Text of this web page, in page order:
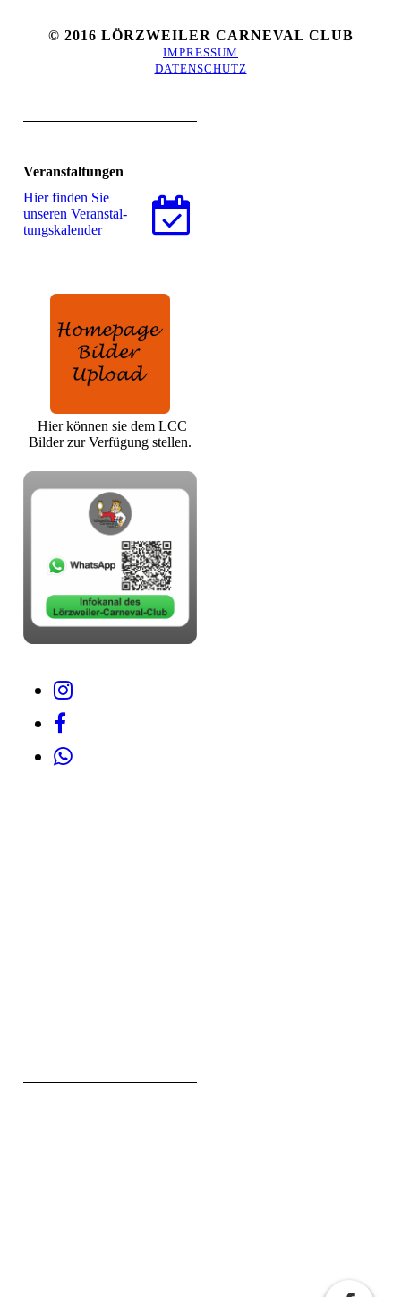
© 2016 LÖRZWEILER CARNEVAL CLUB
IMPRESSUM
DATENSCHUTZ
Veranstaltungen
Hier finden Sie
unseren Ver­an­stal­
tungs­ka­len­der
Hier können sie dem LCC
Bilder zur Verfügung stellen.